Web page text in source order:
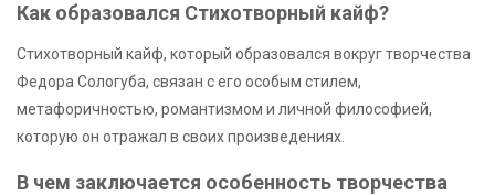
Как образовался Стихотворный кайф?
Стихотворный кайф, который образовался вокруг творчества
Федора Сологуба, связан с его особым стилем,
метафоричностью, романтизмом и личной философией,
которую он отражал в своих произведениях.
В чем заключается особенность творчества